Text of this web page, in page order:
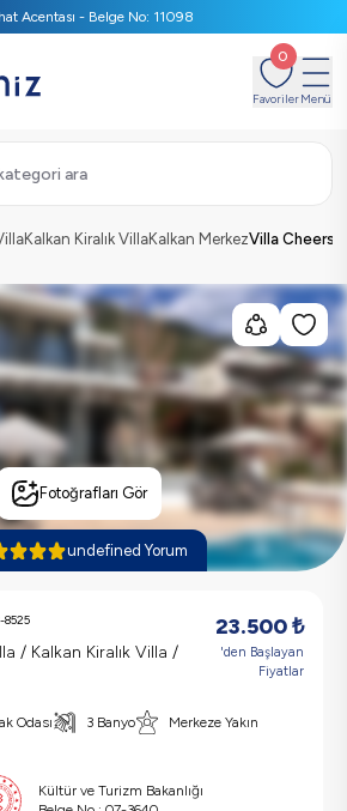
Acentası - Belge No: 11098
0
FavorilerMenü
ara
Kalkan Kiralık VillaKalkan MerkezVilla Cheers
Fotoğrafları Gör
undefined Yorum
8525
/ Kalkan Kiralık Villa /
23.500₺
'den Başlayan
Fiyatlar
Odası 3 Banyo
Merkeze Yakın
Kültür ve Turizm Bakanlığı